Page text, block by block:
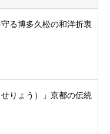
る博多久松の和洋折衷
りょう）」京都の伝統